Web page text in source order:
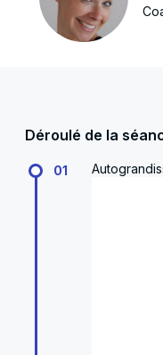
Déroulé de la
01